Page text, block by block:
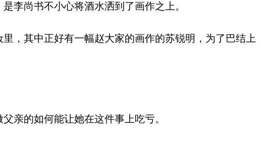
李尚书不小心将酒水洒到了画作之上。
，其中正好有一幅赵大家的画作的苏锐明，为了巴结上
亲的如何能让她在这件事上吃亏。